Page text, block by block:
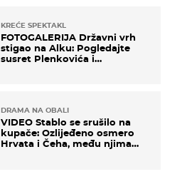
KREĆE SPEKTAKL
FOTOGALERIJA Državni vrh
stigao na Alku: Pogledajte
susret Plenkovića i
DRAMA NA OBALI
VIDEO Stablo se srušilo na
kupače: Ozlijeđeno osmero
Hrvata i Čeha, među njima